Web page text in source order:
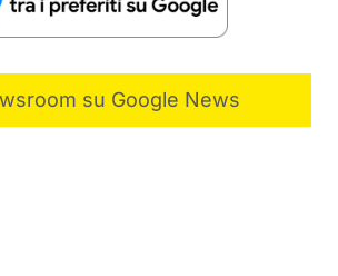
su Google News